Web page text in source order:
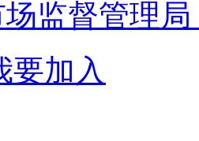
监督管理
要加入